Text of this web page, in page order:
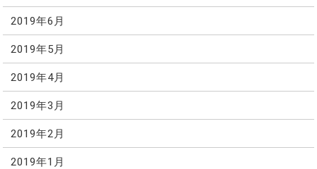
2019年6月
2019年5月
2019年4月
2019年3月
2019年2月
2019年1月